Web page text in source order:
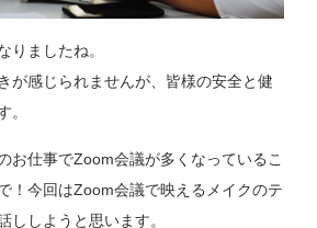
りましたね。
が感じられませんが、皆様の安全と健
。
お仕事でZoom会議が多くなっているこ
！今回はZoom会議で映えるメイクのテ
ししようと思います。